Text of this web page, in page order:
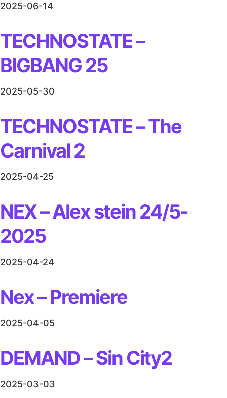
2025-06-14
TECHNOSTATE –
BIGBANG 25
2025-05-30
TECHNOSTATE – The
Carnival 2
2025-04-25
NEX – Alex stein 24/5-
2025
2025-04-24
Nex – Premiere
2025-04-05
DEMAND – Sin City2
2025-03-03